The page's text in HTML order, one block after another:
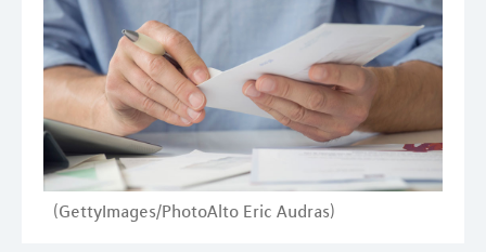
(GettyImages/PhotoAlto Eric Audras)